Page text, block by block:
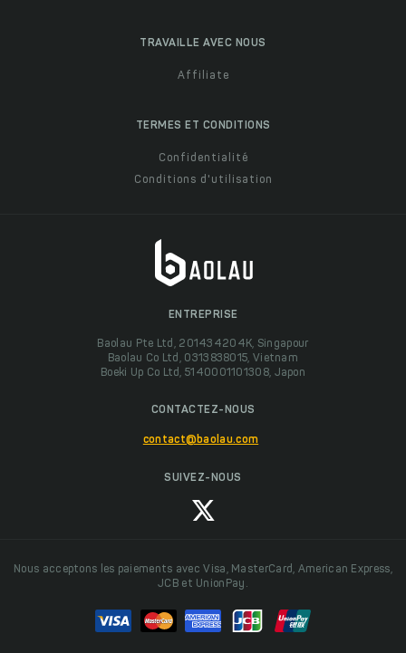
TRAVAILLE AVEC NOUS
Affiliate
TERMES ET CONDITIONS
Confidentialité
Conditions d'utilisation
ENTREPRISE
Baolau Pte Ltd, 201434204K, Singapour
Baolau Co Ltd, 0313838015, Vietnam
Boeki Up Co Ltd, 5140001101308, Japon
CONTACTEZ-NOUS
contact@baolau.com
SUIVEZ-NOUS
Nous acceptons les paiements avec Visa, MasterCard, American Express,
JCB et UnionPay.